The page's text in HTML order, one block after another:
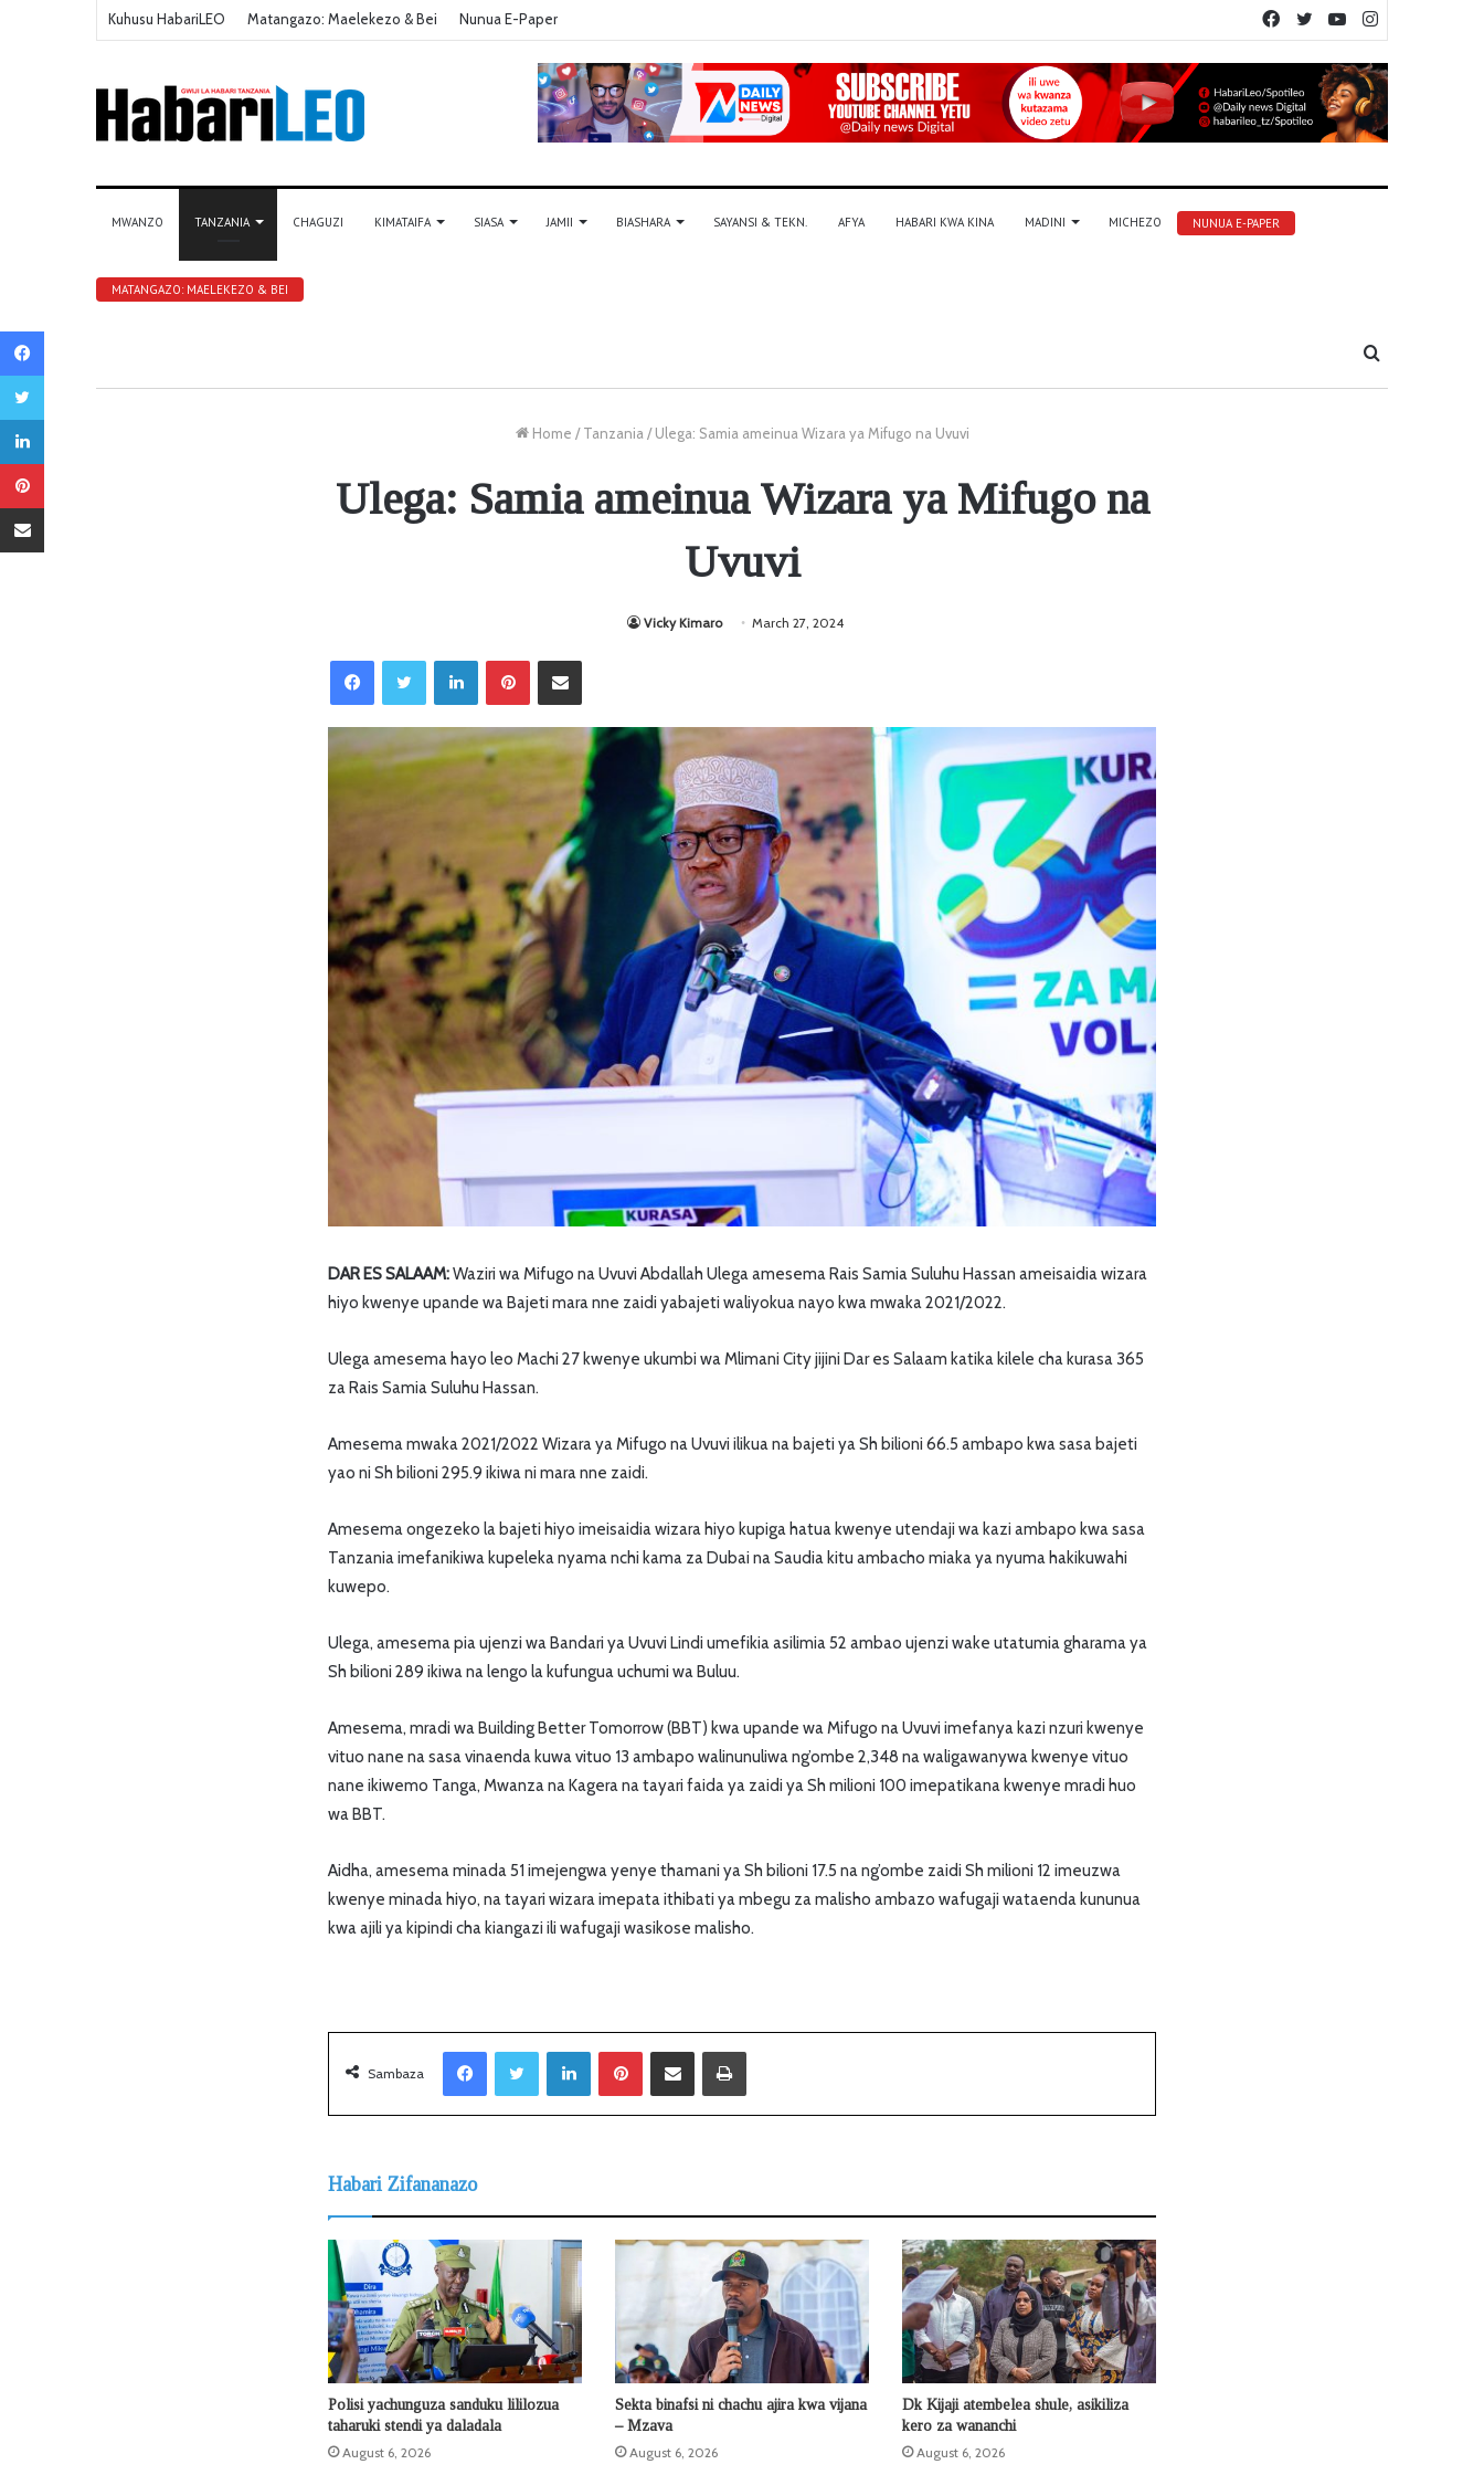
Kuhusu HabariLEO Matangazo: Maelekezo & Bei Nunua E-Paper YouTube
Twitter
Facebook
MWANZO TANZANIA CHAGUZI KIMATAIFA SIASA JAMII BIASHARA SAYANSI & TEKN. AFYA HABARI KWA KINA MADINI MICHEZO NUNUA E-PAPER
MATANGAZO: MAELEKEZO & BEI
Tafuta
Home / Tanzania / Ulega: Samia ameinua Wizara ya Mifugo na Uvuvi
Ulega: Samia ameinua Wizara ya Mifugo na
Uvuvi
Vicky Kimaro March 27, 2024
LinkedIn
DAR ES SALAAM:Waziri wa Mifugo na Uvuvi Abdallah Ulega amesema Rais Samia Suluhu Hassan ameisaidia wizara
hiyo kwenye upande wa Bajeti mara nne zaidi yabajeti waliyokua nayo kwa mwaka 2021/2022.
Ulega amesema hayo leo Machi 27 kwenye ukumbi wa Mlimani City jijini Dar es Salaam katika kilele cha kurasa 365
za Rais Samia Suluhu Hassan.
Amesema mwaka 2021/2022 Wizara ya Mifugo na Uvuvi ilikua na bajeti ya Sh bilioni 66.5 ambapo kwa sasa bajeti
yao ni Sh bilioni 295.9 ikiwa ni mara nne zaidi.
Amesema ongezeko la bajeti hiyo imeisaidia wizara hiyo kupiga hatua kwenye utendaji wa kazi ambapo kwa sasa
Tanzania imefanikiwa kupeleka nyama nchi kama za Dubai na Saudia kitu ambacho miaka ya nyuma hakikuwahi
kuwepo.
Ulega, amesema pia ujenzi wa Bandari ya Uvuvi Lindi umefikia asilimia 52 ambao ujenzi wake utatumia gharama ya
Sh bilioni 289 ikiwa na lengo la kufungua uchumi wa Buluu.
Amesema, mradi wa Building Better Tomorrow (BBT) kwa upande wa Mifugo na Uvuvi imefanya kazi nzuri kwenye
vituo nane na sasa vinaenda kuwa vituo 13 ambapo walinunuliwa ng’ombe 2,348 na waligawanywa kwenye vituo
nane ikiwemo Tanga, Mwanza na Kagera na tayari faida ya zaidi ya Sh milioni 100 imepatikana kwenye mradi huo
wa BBT.
Aidha, amesema minada 51 imejengwa yenye thamani ya Sh bilioni 17.5 na ng’ombe zaidi Sh milioni 12 imeuzwa
kwenye minada hiyo, na tayari wizara imepata ithibati ya mbegu za malisho ambazo wafugaji wataenda kununua
kwa ajili ya kipindi cha kiangazi ili wafugaji wasikose malisho.
Sambaza
LinkedIn Sambaza kupitia barua pepe
Habari Zifananazo
Polisi yachunguza sanduku lililozua
taharuki stendi ya daladala
August 6, 2026
Sekta binafsi ni chachu ajira kwa vijana
– Mzava
August 6, 2026
Dk Kijaji atembelea shule, asikiliza
kero za wananchi
August 6, 2026